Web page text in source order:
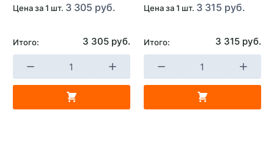
Цена за 1 шт. 3 305 руб.
Итого: 3 305 руб.
Цена за 1 шт. 3 315 руб.
Итого: 3 315 руб.